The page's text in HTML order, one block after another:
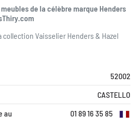
de la célèbre marque Henders
collection Vaisselier Henders & Hazel
52002
CASTELLO
au
01 89 16 35 85